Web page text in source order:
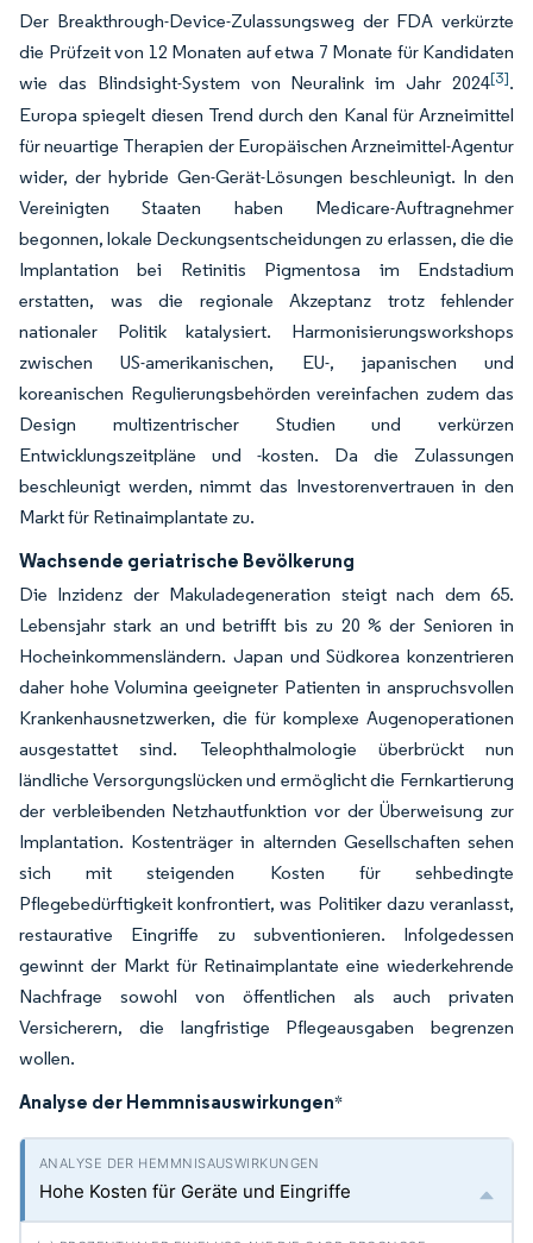
Der Breakthrough-Device-Zulassungsweg der FDA verkürzte
die Prüfzeit von 12 Monaten auf etwa 7 Monate für Kandidaten
wie das Blindsight-System von Neuralink im Jahr 2024[3].
Europa spiegelt diesen Trend durch den Kanal für Arzneimittel
für neuartige Therapien der Europäischen Arzneimittel-Agentur
wider, der hybride Gen-Gerät-Lösungen beschleunigt. In den
Vereinigten Staaten haben Medicare-Auftragnehmer
begonnen, lokale Deckungsentscheidungen zu erlassen, die die
Implantation bei Retinitis Pigmentosa im Endstadium
erstatten, was die regionale Akzeptanz trotz fehlender
nationaler Politik katalysiert. Harmonisierungsworkshops
zwischen US-amerikanischen, EU-, japanischen und
koreanischen Regulierungsbehörden vereinfachen zudem das
Design multizentrischer Studien und verkürzen
Entwicklungszeitpläne und -kosten. Da die Zulassungen
beschleunigt werden, nimmt das Investorenvertrauen in den
Markt für Retinaimplantate zu.
Wachsende geriatrische Bevölkerung
Die Inzidenz der Makuladegeneration steigt nach dem 65.
Lebensjahr stark an und betrifft bis zu 20 % der Senioren in
Hocheinkommensländern. Japan und Südkorea konzentrieren
daher hohe Volumina geeigneter Patienten in anspruchsvollen
Krankenhausnetzwerken, die für komplexe Augenoperationen
ausgestattet sind. Teleophthalmologie überbrückt nun
ländliche Versorgungslücken und ermöglicht die Fernkartierung
der verbleibenden Netzhautfunktion vor der Überweisung zur
Implantation. Kostenträger in alternden Gesellschaften sehen
sich mit steigenden Kosten für sehbedingte
Pflegebedürftigkeit konfrontiert, was Politiker dazu veranlasst,
restaurative Eingriffe zu subventionieren. Infolgedessen
gewinnt der Markt für Retinaimplantate eine wiederkehrende
Nachfrage sowohl von öffentlichen als auch privaten
Versicherern, die langfristige Pflegeausgaben begrenzen
wollen.
Analyse der Hemmnisauswirkungen*
Hohe Kosten für Geräte und Eingriffe